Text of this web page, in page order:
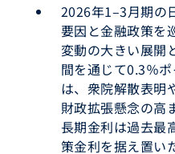
2026年1–3月期の
要因と金融政策を
変動の大きい展開
間を通じて0.3％
は、衆院解散表明
財政拡張懸念の高
長期金利は過去最
策金利を据え置い